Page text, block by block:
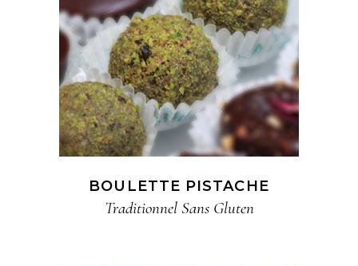
BOULETTE PISTACHE
Traditionnel​ Sans Gluten